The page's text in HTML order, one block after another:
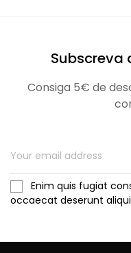
Subscreva
Consiga 5€ de
Enim quis fugiat
occaecat deserunt